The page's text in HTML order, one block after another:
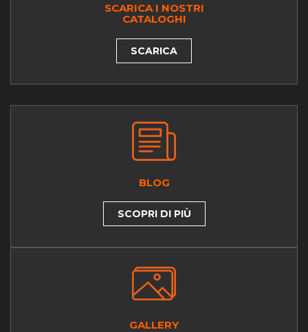
SCARICA I NOSTRI
CATALOGHI
SCARICA
BLOG
SCOPRI DI PIÙ
GALLERY